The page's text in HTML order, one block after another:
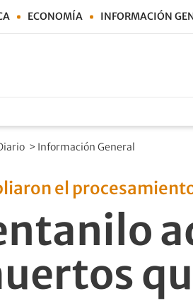
ECONOMÍA INFORMACIÓN
> Información General
el